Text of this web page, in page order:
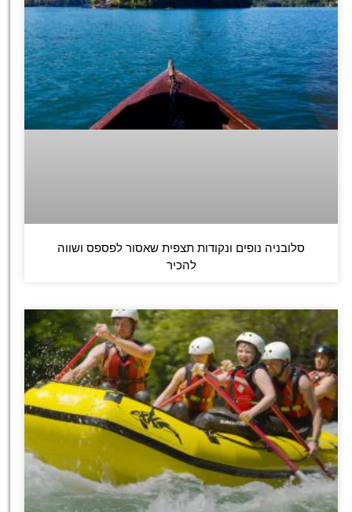
סלובניה נופים ונקודות תצפית שאסור לפספס ושווה
להכיר